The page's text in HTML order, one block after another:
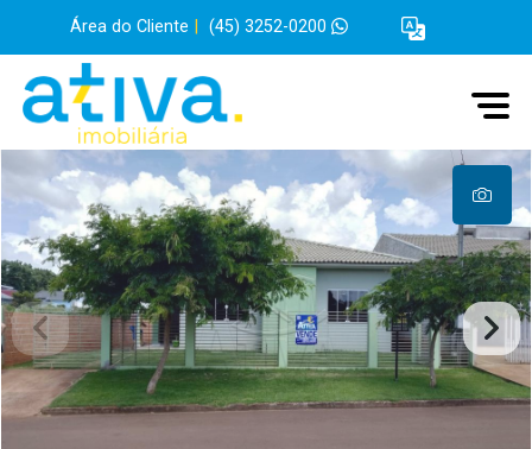
Área do Cliente (45) 3252-0200